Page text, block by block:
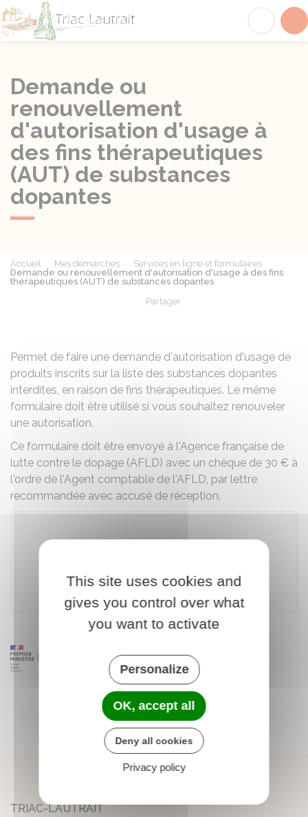
Demande ou
renouvellement
d'autorisation d'usage à
des fins thérapeutiques
(AUT) de substances
dopantes
Accueil Mes démarches
Services en ligne et formulaires
Demande ou renouvellement d'autorisation d'usage à des fins
thérapeutiques (AUT) de substances dopantes
Partager
Permet de faire une demande d'autorisation d'usage de
produits inscrits sur la liste des substances dopantes
interdites, en raison de fins thérapeutiques. Le même
formulaire doit être utilisé si vous souhaitez renouveler
une autorisation.
Ce formulaire doit être envoyé à l'Agence française de
lutte contre le dopage (AFLD) avec un chèque de 30 € à
l'ordre de l'Agent comptable de l'AFLD, par lettre
recommandée avec accusé de réception.
TRIAC-LAUTRAIT
This site uses cookies and
gives you control over what
you want to activate
Personalize
OK, accept all
Deny all cookies
Privacy policy